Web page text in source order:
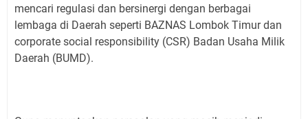
mencari regulasi dan bersinergi dengan berbagai
lembaga di Daerah seperti BAZNAS Lombok Timur dan
corporate social responsibility (CSR) Badan Usaha Milik
Daerah (BUMD).